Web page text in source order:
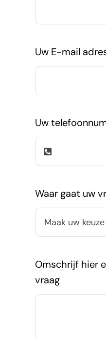
Uw E-mail
Uw
Waar gaat uw
Omschrijf hier
vraag